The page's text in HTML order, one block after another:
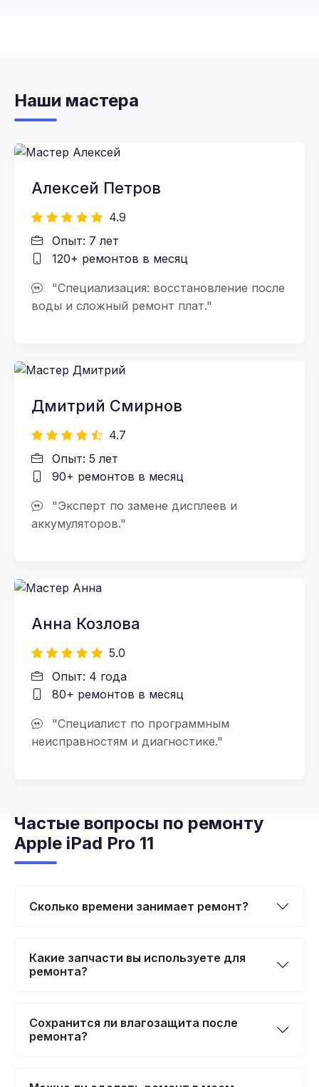
Наши мастера
Алексей Петров
4.9
Опыт: 7 лет
120+ ремонтов в месяц
"Специализация: восстановление после
воды и сложный ремонт плат."
Дмитрий Смирнов
4.7
Опыт: 5 лет
90+ ремонтов в месяц
"Эксперт по замене дисплеев и
аккумуляторов."
Анна Козлова
5.0
Опыт: 4 года
80+ ремонтов в месяц
"Специалист по программным
неисправностям и диагностике."
Частые вопросы по ремонту
Apple iPad Pro 11
Сколько времени занимает ремонт?
Какие запчасти вы используете для
ремонта?
Сохранится ли влагозащита после
ремонта?